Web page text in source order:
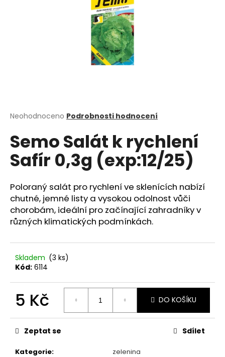
Průměrné
produktu
je
0,0
z
hvězdiček.
Neohodnoceno Podrobnosti hodnocení
Semo Salát k rychlení
Safír 0,3g (exp:12/25)
Poloraný salát pro rychlení ve sklenících nabízí
chutné, jemné listy a vysokou odolnost vůči
chorobám, ideální pro začínající zahradníky v
různých klimatických podmínkách.
Skladem (3 ks)
Kód: 6114
5 Kč
cena:
DO KOŠÍKU
Kategorie:
zelenina
Zeptat se Sdílet
?
HLEDAT
D
o
o
u
č
e